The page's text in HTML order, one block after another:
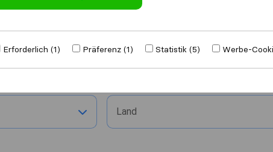
Umgezogen nach
Stadt
Land
Erforderlich (1) Präferenz (1) Statistik (5) Werbe-